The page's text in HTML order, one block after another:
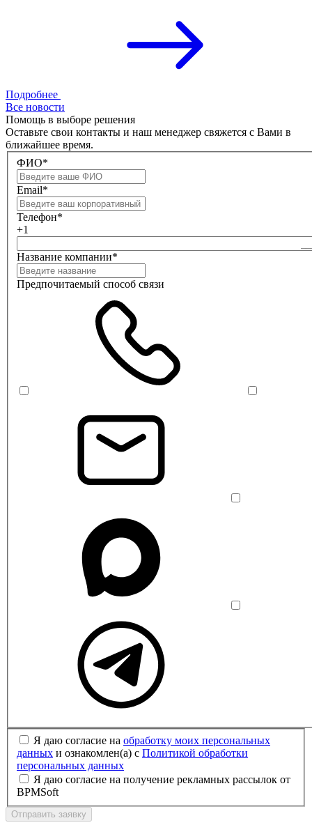
Подробнее
Все новости
Помощь в выборе решения
Оставьте свои контакты и наш менеджер свяжется с Вами в
ближайшее время.
ФИО*
Email*
Телефон*
+1
Название компании*
Предпочитаемый способ связи
Я даю согласие на обработку моих персональных
данных и ознакомлен(а) с Политикой обработки
персональных данных
Я даю согласие на получение рекламных рассылок от
BPMSoft
Отправить заявку